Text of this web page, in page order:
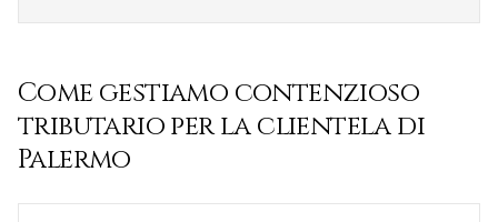
Come gestiamo contenzioso
tributarioper la clientela di
Palermo